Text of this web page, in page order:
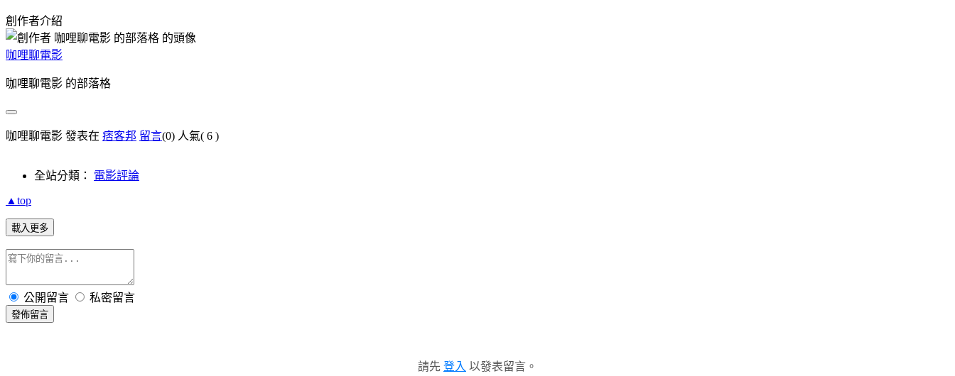
創作者介紹
咖哩聊電影
咖哩聊電影 的部落格
咖哩聊電影 發表在 痞客邦 留言(0) 人氣( 6 )
全站分類： 電影評論
▲top
載入更多
公開留言 私密留言
發佈留言
請先 登入 以發表留言。